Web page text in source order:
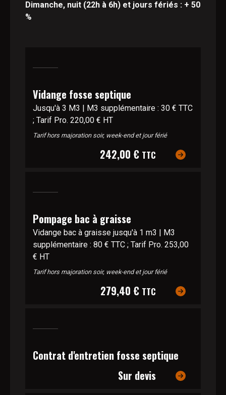
Dimanche, nuit (22h à 6h) et jours fériés : + 50
%
Vidange fosse septique
Jusqu'à 3 M3 | M3 supplémentaire : 30 € TTC
; Tarif Pro. 220,00 € HT
Tarif hors majoration soir, week-end et jour férié
242,00 € TTC
Pompage bac à graisse
Vidange bac à graisse jusqu'à 1 m3 | M3
supplémentaire : 80 € TTC ; Tarif Pro. 253,00
€ HT
Tarif hors majoration soir, week-end et jour férié
279,40 € TTC
Contrat d'entretien fosse septique
Sur devis